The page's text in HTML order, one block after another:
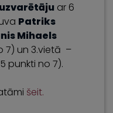
uzvarētājuar 6
Patriks
Mihaels
7) un 3.vietā –
punkti no 7).
šeit.